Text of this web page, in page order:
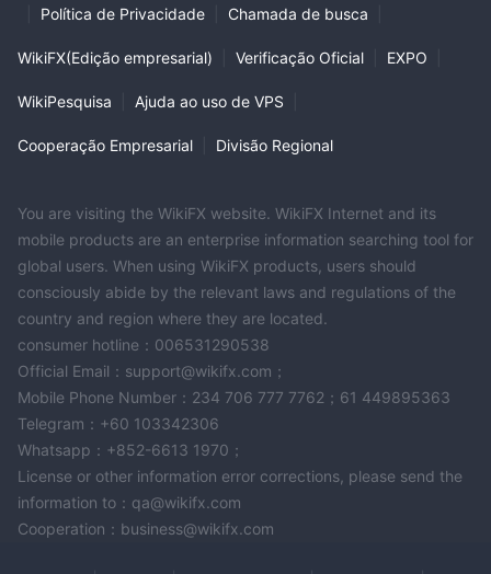
Política de Privacidade Chamada de busca
WikiFX(Edição empresarial) Verificação Oficial EXPO
WikiPesquisa Ajuda ao uso de VPS
Cooperação Empresarial Divisão Regional
You are visiting the WikiFX website. WikiFX Internet and its
mobile products are an enterprise information searching tool for
global users. When using WikiFX products, users should
consciously abide by the relevant laws and regulations of the
country and region where they are located.
consumer hotline：006531290538
Official Email：support@wikifx.com；
Mobile Phone Number：234 706 777 7762；61 449895363
Telegram：+60 103342306
Whatsapp：+852-6613 1970；
License or other information error corrections, please send the
information to：qa@wikifx.com
Cooperation：business@wikifx.com